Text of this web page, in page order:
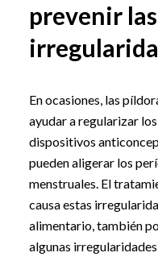
prevenir las
En ocasiones, las
ayudar a regularizar
dispositivos
pueden aligerar los
menstruales. El
causa estas
alimentario, también
algunas